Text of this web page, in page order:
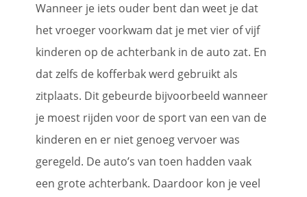
Wanneer je iets ouder bent dan weet je dat
het vroeger voorkwam dat je met vier of vijf
kinderen op de achterbank in de auto zat. En
dat zelfs de kofferbak werd gebruikt als
zitplaats. Dit gebeurde bijvoorbeeld wanneer
je moest rijden voor de sport van een van de
kinderen en er niet genoeg vervoer was
geregeld. De auto’s van toen hadden vaak
een grote achterbank. Daardoor kon je veel